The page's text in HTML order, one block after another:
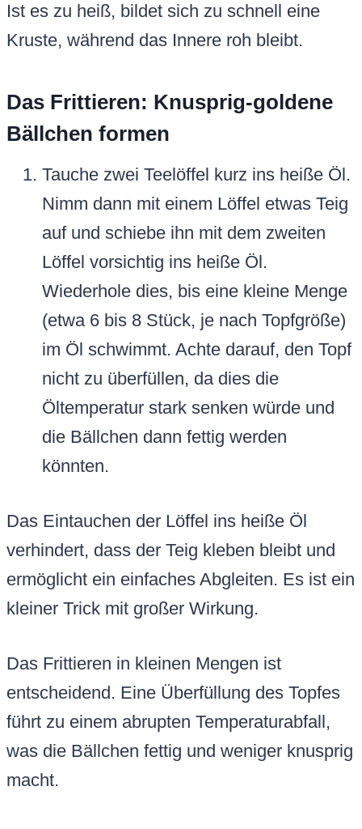
Ist es zu heiß, bildet sich zu schnell eine
Kruste, während das Innere roh bleibt.
Das Frittieren: Knusprig-goldene
Bällchen formen
Tauche zwei Teelöffel kurz ins heiße Öl.
Nimm dann mit einem Löffel etwas Teig
auf und schiebe ihn mit dem zweiten
Löffel vorsichtig ins heiße Öl.
Wiederhole dies, bis eine kleine Menge
(etwa 6 bis 8 Stück, je nach Topfgröße)
im Öl schwimmt. Achte darauf, den Topf
nicht zu überfüllen, da dies die
Öltemperatur stark senken würde und
die Bällchen dann fettig werden
könnten.
Das Eintauchen der Löffel ins heiße Öl
verhindert, dass der Teig kleben bleibt und
ermöglicht ein einfaches Abgleiten. Es ist ein
kleiner Trick mit großer Wirkung.
Das Frittieren in kleinen Mengen ist
entscheidend. Eine Überfüllung des Topfes
führt zu einem abrupten Temperaturabfall,
was die Bällchen fettig und weniger knusprig
macht.